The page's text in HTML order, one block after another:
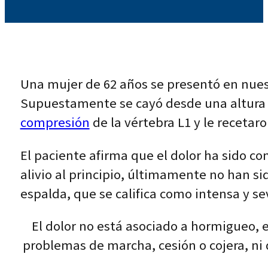
Una mujer de 62 años se presentó en
Supuestamente se cayó desde una
compresión de la vértebra L1 y le
El paciente afirma que el dolor ha sido
alivio al principio, últimamente no han
espalda, que se califica como intensa y
El dolor no está asociado a
problemas de marcha, cesión o cojera,